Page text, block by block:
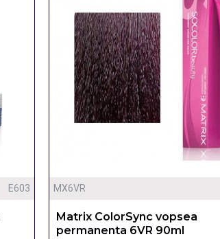
E603 MX6VR
Matrix ColorSync vopsea
permanenta 6VR 90ml